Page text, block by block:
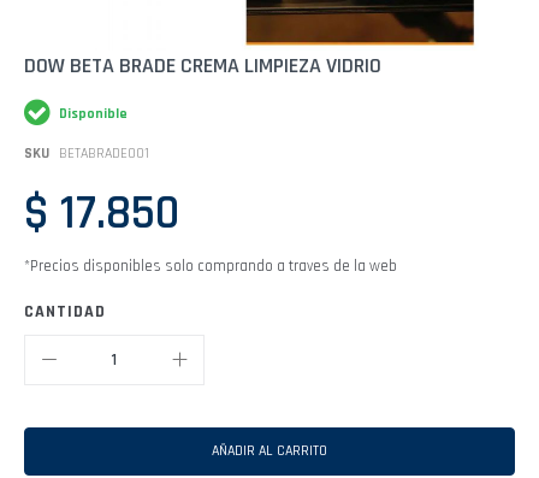
Saltar
comienzo
de
galería
imágenes
DOW BETA BRADE CREMA LIMPIEZA VIDRIO
Disponible
SKU BETABRADE001
$ 17.850
*Precios disponibles solo comprando a traves de la web
CANTIDAD
AÑADIR AL CARRITO